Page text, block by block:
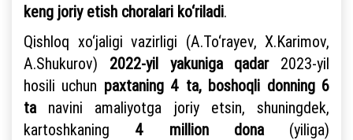
keng joriy etish choralari ko‘riladi.
Qishloq xo‘jaligi vazirligi (A.To‘rayev, X.Karimov,
A.Shukurov) 2022-yil yakuniga qadar 2023-yil
hosili uchun paxtaning 4 ta, boshoqli donning 6
ta navini amaliyotga joriy etsin, shuningdek,
kartoshkaning 4 million dona(yiliga)